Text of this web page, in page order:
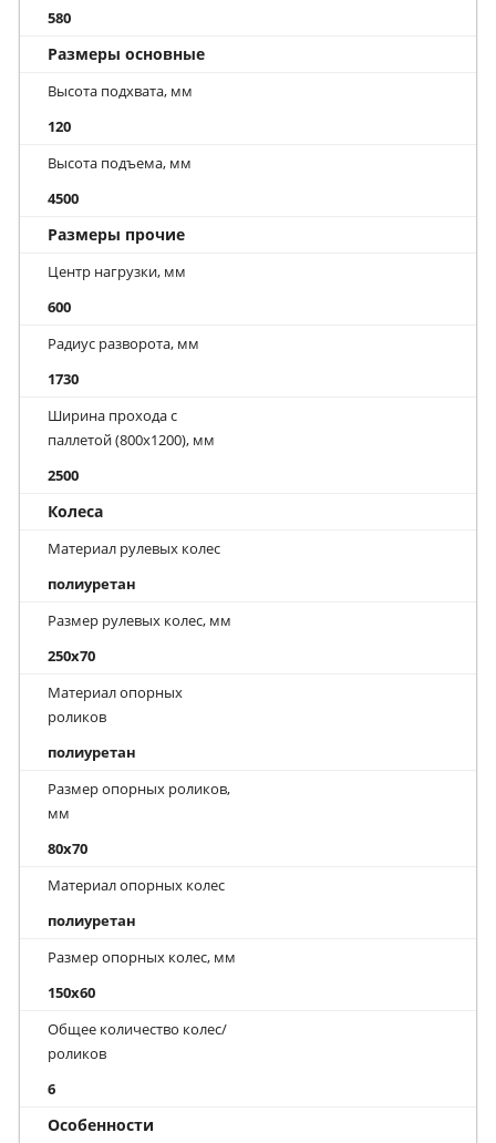
580
Размеры основные
Высота подхвата, мм
120
Высота подъема, мм
4500
Размеры прочие
Центр нагрузки, мм
600
Радиус разворота, мм
1730
Ширина прохода с
паллетой (800х1200), мм
2500
Колеса
Материал рулевых колес
полиуретан
Размер рулевых колес, мм
250x70
Материал опорных
роликов
полиуретан
Размер опорных роликов,
мм
80x70
Материал опорных колес
полиуретан
Размер опорных колес, мм
150x60
Общее количество колес/
роликов
6
Особенности